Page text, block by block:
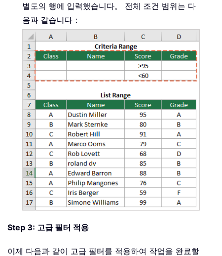
별도의 행에 입력했습니다。 전체 조건 범위는 다
음과 같습니다：
Step 3: 고급 필터 적용
이제 다음과 같이 고급 필터를 적용하여 작업을 완료할